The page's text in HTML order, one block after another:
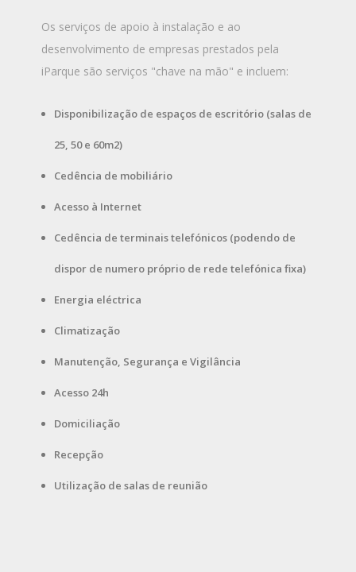
Os serviços de apoio à instalação e ao
desenvolvimento de empresas prestados pela
iParque são serviços "chave na mão" e incluem:
Disponibilização de espaços de escritório (salas de
25, 50 e 60m2)
Cedência de mobiliário
Acesso à Internet
Cedência de terminais telefónicos (podendo de
dispor de numero próprio de rede telefónica fixa)
Energia eléctrica
Climatização
Manutenção, Segurança e Vigilância
Acesso 24h
Domiciliação
Recepção
Utilização de salas de reunião